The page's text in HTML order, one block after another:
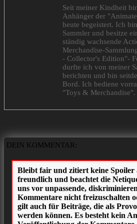
Seit meiner Kindheit
Anhänger der
heute begeistert. Ich
Sammler und besitze
ständig wachsende
Merchandise-
- Collector's Edition"-
durfte ich von meiner
berichten und bin
Bord. Ich bediene
"Toys & Merchandise".
DEIN KOMMENTAR: